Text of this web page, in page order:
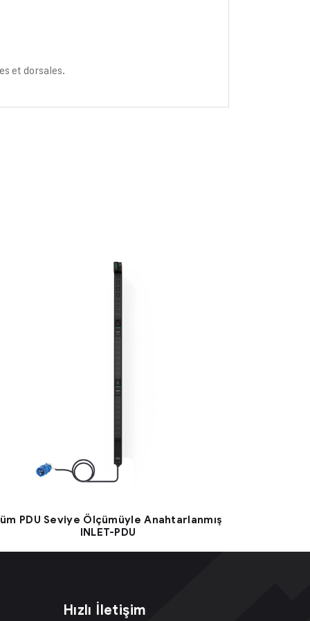
et dorsales.
PDU Seviye Ölçümüyle Anahtarlanmış
INLET-PDU
Hızlı İletişim